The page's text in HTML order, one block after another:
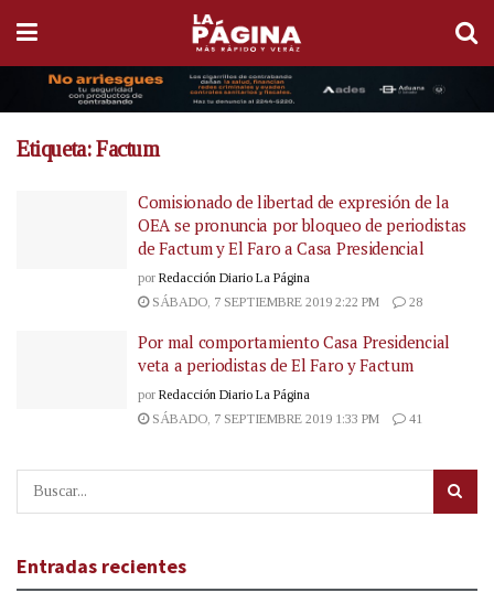
Etiqueta:Factum
Comisionado de libertad de expresión de la
OEA se pronuncia por bloqueo de periodistas
de Factum y El Faro a Casa Presidencial
por Redacción Diario La Página
SÁBADO, 7 SEPTIEMBRE 2019 2:22 PM
28
Por mal comportamiento Casa Presidencial
veta a periodistas de El Faro y Factum
por Redacción Diario La Página
SÁBADO, 7 SEPTIEMBRE 2019 1:33 PM
41
Entradas recientes